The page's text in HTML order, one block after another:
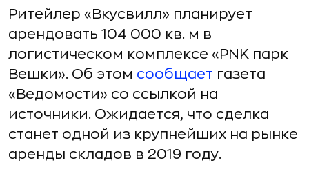
Ритейлер «Вкусвилл» планирует
арендовать 104 000 кв. м в
логистическом комплексе «PNK парк
Вешки». Об этом сообщает газета
«Ведомости» со ссылкой на
источники. Ожидается, что сделка
станет одной из крупнейших на рынке
аренды складов в 2019 году.